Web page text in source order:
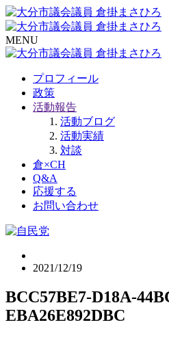
MENU
プロフィール
政策
活動報告
活動ブログ
活動実績
対談
倉×CH
Q&A
応援する
お問い合わせ
2021/12/19
BCC57BE7-D18A-
EBA26E892DBC